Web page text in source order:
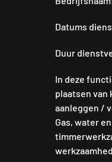
Datums
Duur
In deze
plaatsen van
aanleggen /
Gas, water